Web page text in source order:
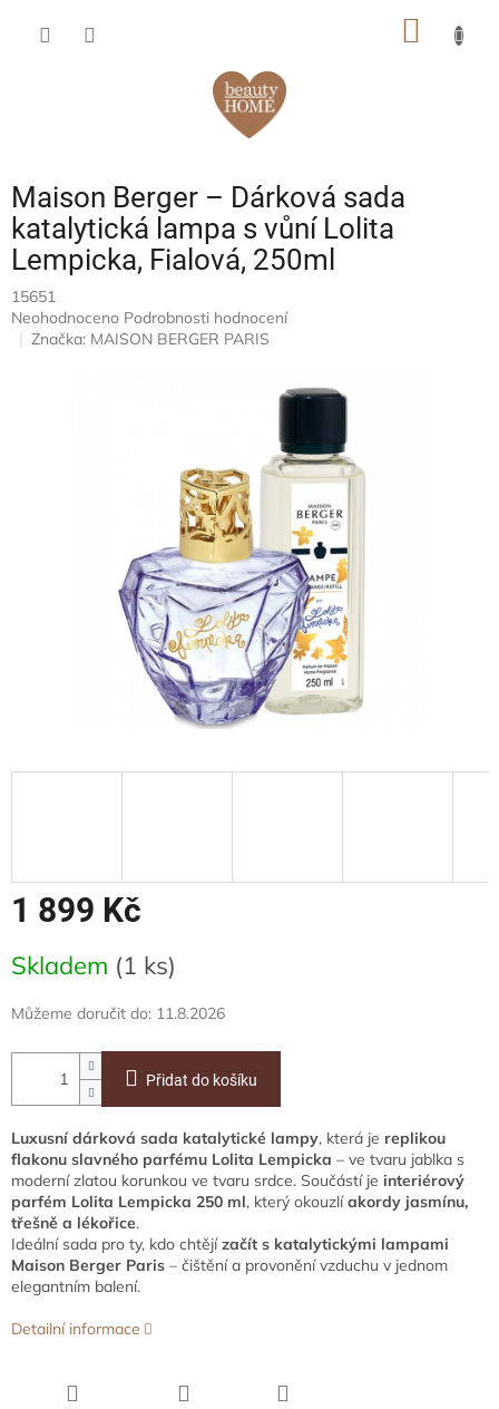
Maison Berger – Dárková sada
katalytická lampa s vůní Lolita
Lempicka, Fialová, 250ml
15651
Průměrné
hodnocení
Neohodnoceno Podrobnosti hodnocení
Značka: MAISON BERGER PARIS
1 899 Kč
cena:
Skladem (1 ks)
Můžeme doručit do: 11.8.2026
Přidat do košíku
Luxusní dárková sada katalytické lampy, která je replikou
flakonu slavného parfému Lolita Lempicka – ve tvaru jablka s
moderní zlatou korunkou ve tvaru srdce. Součástí je interiérový
parfém Lolita Lempicka 250 ml, který okouzlíakordy jasmínu,
třešně a lékořice.
Ideální sada pro ty, kdo chtějízačít s katalytickými lampami
Maison Berger Paris – čištění a provonění vzduchu v jednom
elegantním balení.
Detailní informace